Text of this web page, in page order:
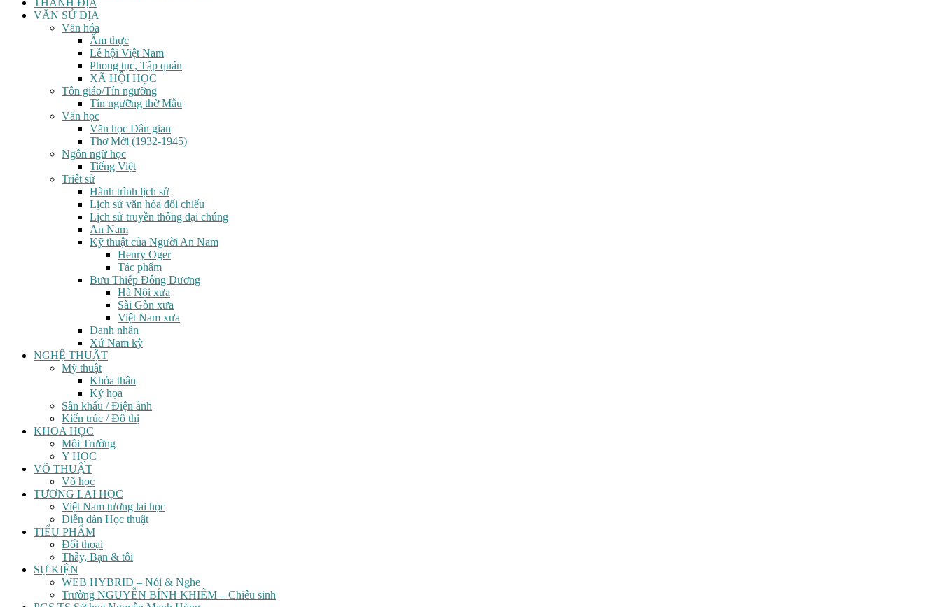
THÁNH ĐỊA
VĂN SỬ ĐỊA
Văn hóa
Ẩm thực
Lễ hội Việt Nam
Phong tục, Tập quán
XÃ HỘI HỌC
Tôn giáo/Tín ngưỡng
Tín ngưỡng thờ Mẫu
Văn học
Văn học Dân gian
Thơ Mới (1932-1945)
Ngôn ngữ học
Tiếng Việt
Triết sử
Hành trình lịch sử
Lịch sử văn hóa đối chiếu
Lịch sử truyền thông đại chúng
An Nam
Kỹ thuật của Người An Nam
Henry Oger
Tác phẩm
Bưu Thiếp Đông Dương
Hà Nội xưa
Sài Gòn xưa
Việt Nam xưa
Danh nhân
Xứ Nam kỳ
NGHỆ THUẬT
Mỹ thuật
Khỏa thân
Ký họa
Sân khấu / Điện ảnh
Kiến trúc / Đô thị
KHOA HỌC
Môi Trường
Y HỌC
VÕ THUẬT
Võ học
TƯƠNG LAI HỌC
Việt Nam tương lai học
Diễn dàn Học thuật
TIỂU PHẨM
Đối thoại
Thầy, Bạn & tôi
SỰ KIỆN
WEB HYBRID – Nói & Nghe
Trường NGUYỄN BỈNH KHIÊM – Chiêu sinh